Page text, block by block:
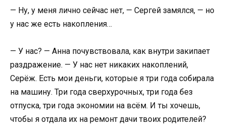
— Ну, у меня лично сейчас нет, — Сергей замялся, — но
у нас же есть накопления…
— У нас? — Анна почувствовала, как внутри закипает
раздражение. — У нас нет никаких накоплений,
Серёж. Есть мои деньги, которые я три года собирала
на машину. Три года сверхурочных, три года без
отпуска, три года экономии на всём. И ты хочешь,
чтобы я отдала их на ремонт дачи твоих родителей?